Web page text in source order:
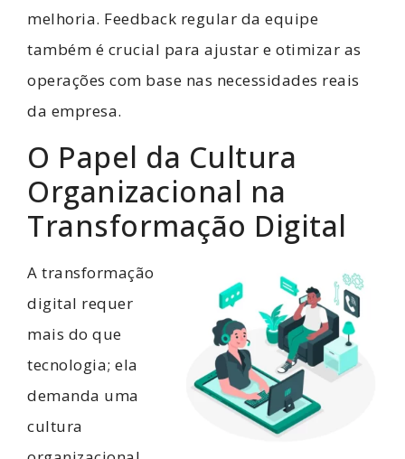
melhoria. Feedback regular da equipe
também é crucial para ajustar e otimizar as
operações com base nas necessidades reais
da empresa.
O Papel da Cultura
Organizacional na
Transformação Digital
A transformação
digital requer
mais do que
tecnologia; ela
demanda uma
cultura